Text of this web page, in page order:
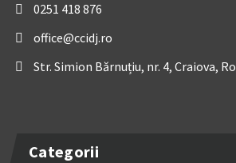
0251 418 876
office@ccidj.ro
Str. Simion Bărnuțiu, nr. 4, Craiova,
Categorii